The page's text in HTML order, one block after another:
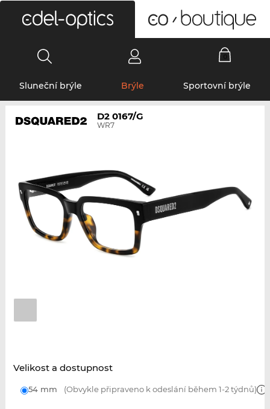
Sluneční brýle Brýle Sportovní brýle
D2 0167/G
WR7
Velikost a dostupnost
54 mm (Obvykle připraveno k odeslání během 1-2 týdnů)